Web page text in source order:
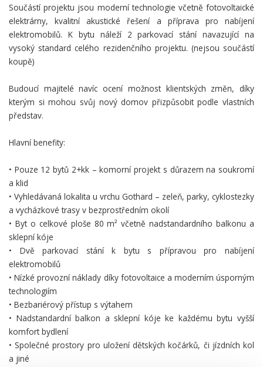
Součástí projektu jsou moderní technologie včetně fotovoltaické
elektrárny, kvalitní akustické řešení a příprava pro nabíjení
elektromobilů. K bytu náleží 2 parkovací stání navazující na
vysoký standard celého rezidenčního projektu. (nejsou součástí
koupě)
Budoucí majitelé navíc ocení možnost klientských změn, díky
kterým si mohou svůj nový domov přizpůsobit podle vlastních
představ.
Hlavní benefity:
• Pouze 12 bytů 2+kk – komorní projekt s důrazem na soukromí
a klid
• Vyhledávaná lokalita u vrchu Gothard – zeleň, parky, cyklostezky
a vycházkové trasy v bezprostředním okolí
• Byt o celkové ploše 80 m² včetně nadstandardního balkonu a
sklepní kóje
• Dvě parkovací stání k bytu s přípravou pro nabíjení
elektromobilů
• Nízké provozní náklady díky fotovoltaice a moderním úsporným
technologiím
• Bezbariérový přístup s výtahem
• Nadstandardní balkon a sklepní kóje ke každému bytu vyšší
komfort bydlení
• Společné prostory pro uložení dětských kočárků, či jízdních kol
a jiné